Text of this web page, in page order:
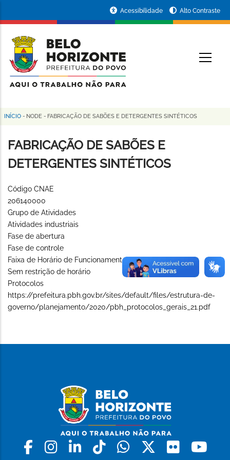
conteúdo
principal
da
Prefeitura
de
Horizonte
Acessibilidade Alto Contraste
Trilha
de
navegação
INÍCIO - NODE - FABRICAÇÃO DE SABÕES E DETERGENTES SINTÉTICOS
FABRICAÇÃO DE SABÕES E
DETERGENTES SINTÉTICOS
Código CNAE
206140000
Grupo de Atividades
Atividades industriais
Fase de abertura
Fase de controle
Faixa de Horário de Funcionamento (Long)
Sem restrição de horário
Protocolos
https://prefeitura.pbh.gov.br/sites/default/files/estrutura-de-
governo/planejamento/2020/pbh_protocolos_gerais_21.pdf
Facebook
Instagram
LinkedinTiktokWhatsapp
X Flickr